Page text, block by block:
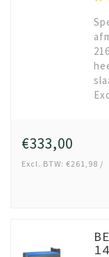
€333,00
Excl. BTW: €261,98 /